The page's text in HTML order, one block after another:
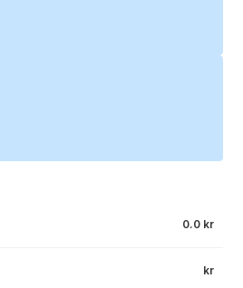
0.0 kr
kr